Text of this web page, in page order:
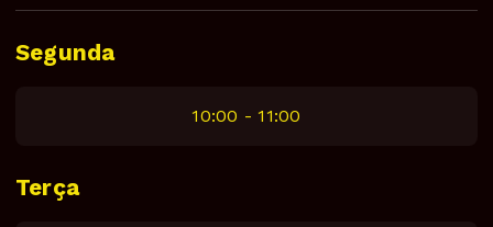
Segunda
10:00 - 11:00
Terça